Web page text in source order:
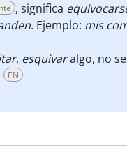
, significa
. Ejemplo: mis
, esquivaralgo, no
EN